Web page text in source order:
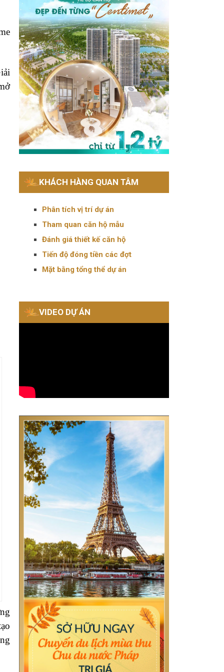
KHÁCH HÀNG QUAN TÂM
Phân tích vị trí dự án
Tham quan căn hộ mẫu
Đánh giá thiết kế căn hộ
Tiến độ đóng tiền các đợt
Mặt bằng tổng thể dự án
VIDEO DỰ ÁN